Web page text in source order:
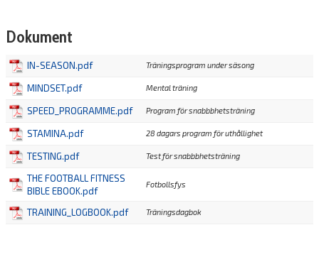
KONTAKT
Dokument
IN-SEASON.pdf Träningsprogram under säsong
MINDSET.pdf Mental träning
SPEED_PROGRAMME.pdf Program för snabbbhetsträning
STAMINA.pdf 28 dagars program för uthållighet
TESTING.pdf Test för snabbbhetsträning
THE FOOTBALL FITNESS
BIBLE EBOOK.pdf
Fotbollsfys
TRAINING_LOGBOOK.pdf Träningsdagbok